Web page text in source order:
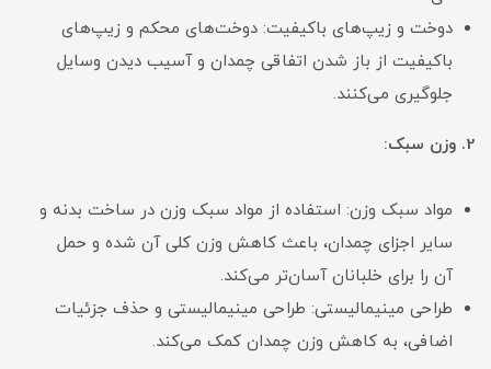
دوخت و زیپ‌های باکیفیت: دوخت‌های محکم و زیپ‌های
باکیفیت از باز شدن اتفاقی چمدان و آسیب دیدن وسایل
جلوگیری می‌کنند.
2. وزن سبک:
مواد سبک وزن: استفاده از مواد سبک وزن در ساخت بدنه و
سایر اجزای چمدان، باعث کاهش وزن کلی آن شده و حمل
آن را برای خلبانان آسان‌تر می‌کند.
طراحی مینیمالیستی: طراحی مینیمالیستی و حذف جزئیات
اضافی، به کاهش وزن چمدان کمک می‌کند.